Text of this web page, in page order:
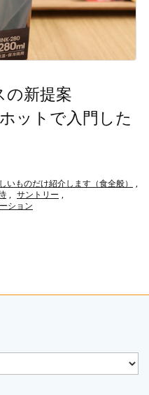
の新提案
ットで入門した
いものだけ紹介します（食全般）
,
, サントリー ,
ション